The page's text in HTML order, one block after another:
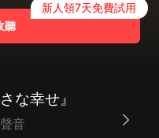
聽
新人領7天免費試用
な幸せ』
音